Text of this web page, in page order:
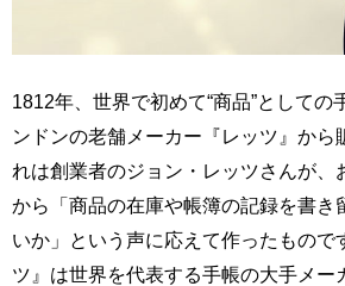
1812年、世界で初めて“商品”としての
ンドンの老舗メーカー『レッツ』から
れは創業者のジョン・レッツさんが、
から「商品の在庫や帳簿の記録を書き
いか」という声に応えて作ったもので
ツ』は世界を代表する手帳の大手メー